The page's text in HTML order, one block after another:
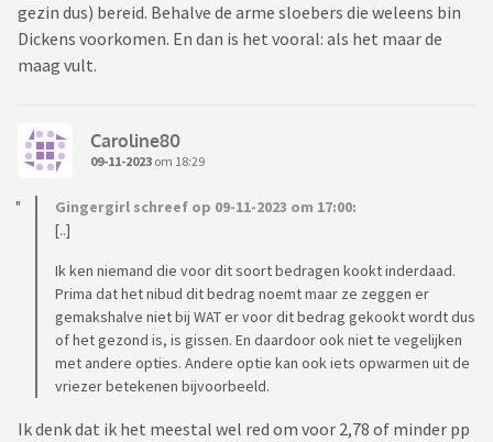
gezin dus) bereid. Behalve de arme sloebers die weleens bin
Dickens voorkomen. En dan is het vooral: als het maar de
maag vult.
Caroline80
09-11-2023 om 18:29
Gingergirl schreef op 09-11-2023 om 17:00:
[..]
Ik ken niemand die voor dit soort bedragen kookt inderdaad.
Prima dat het nibud dit bedrag noemt maar ze zeggen er
gemakshalve niet bij WAT er voor dit bedrag gekookt wordt dus
of het gezond is, is gissen. En daardoor ook niet te vegelijken
met andere opties. Andere optie kan ook iets opwarmen uit de
vriezer betekenen bijvoorbeeld.
Ik denk dat ik het meestal wel red om voor 2,78 of minder pp